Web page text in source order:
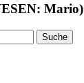
Mario)